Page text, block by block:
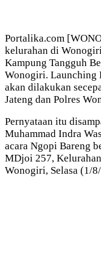
Portalika.com
kelurahan di
Kampung Tangguh
Wonogiri. Launching
akan dilakukan
Jateng dan Polres
Pernyataan itu
Muhammad Indra
acara Ngopi Bareng
MDjoi 257,
Wonogiri, Selasa (1/